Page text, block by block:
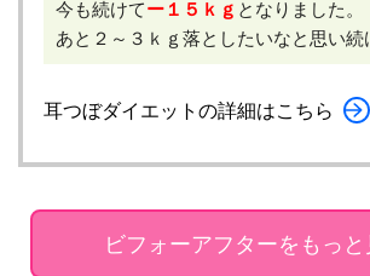
今も続けてー１５ｋｇ となりました。
あと２～３ｋｇ落としたいなと思い続
耳つぼダイエットの詳細はこちら
ビフォーアフターをもっと